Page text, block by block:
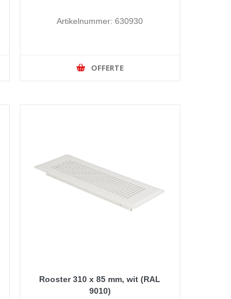
Artikelnummer: 630930
OFFERTE
Rooster 310 x 85 mm, wit (RAL
9010)